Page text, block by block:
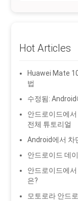
Hot Articles
Huawei Mate
법
수정됨:
안드로이드에
전체 튜토리얼
Android에서 차
안드로이드 데
안드로이드에
은?
모토로라 안드